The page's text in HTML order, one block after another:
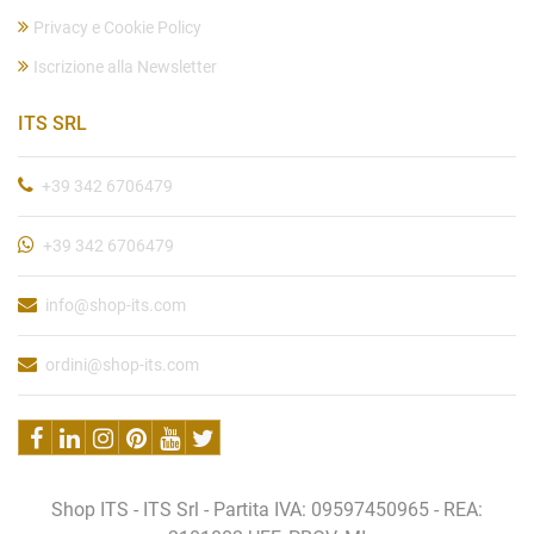
Privacy e Cookie Policy
Iscrizione alla Newsletter
ITS SRL
+39 342 6706479
+39 342 6706479
info@shop-its.com
ordini@shop-its.com
Shop ITS - ITS Srl - Partita IVA: 09597450965 - REA: